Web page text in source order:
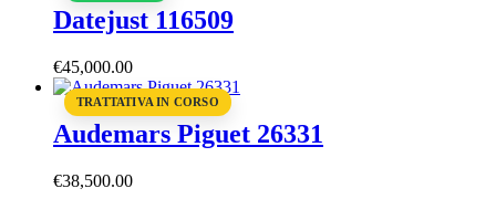
Datejust 116509
€45,000.00
TRATTATIVA IN CORSO
Audemars Piguet 26331
€38,500.00